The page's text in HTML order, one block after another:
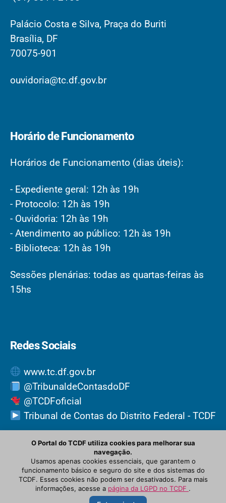
Palácio Costa e Silva, Praça do Buriti
Brasília, DF
70075-901
ouvidoria@tc.df.gov.br
Horário de Funcionamento
Horários de Funcionamento (dias úteis):
- Expediente geral: 12h às 19h
- Protocolo: 12h às 19h
- Ouvidoria: 12h às 19h
- Atendimento ao público: 12h às 19h
- Biblioteca: 12h às 19h
Sessões plenárias: todas as quartas-feiras às
15hs
Redes Sociais
www.tc.df.gov.br
@TribunaldeContasdoDF
@TCDFoficial
Tribunal de Contas do Distrito Federal - TCDF
© Newspaper WordPress Theme by TagDiv
O Portal do TCDF utiliza cookies para melhorar sua
navegação.
Usamos apenas cookies essenciais, que garantem o
funcionamento básico e seguro do site e dos sistemas do
TCDF. Esses cookies não podem ser desativados. Para mais
informações, acesse a página da LGPD no TCDF .